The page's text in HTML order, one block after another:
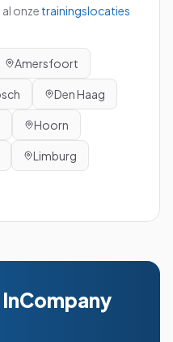
onze trainingslocaties
Amersfoort
Den Haag
Hoorn
Limburg
InCompany